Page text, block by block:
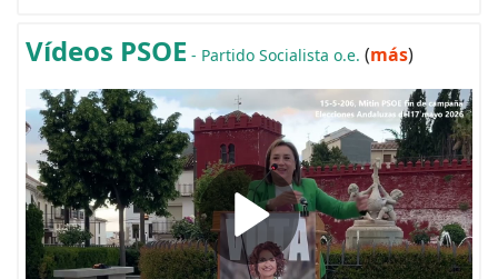
Vídeos PSOE - Partido Socialista o.e. (más)